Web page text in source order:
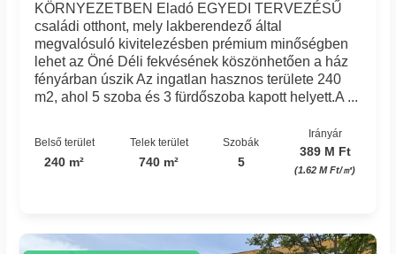
KÖRNYEZETBEN Eladó EGYEDI TERVEZÉSŰ
családi otthont, mely lakberendező által
megvalósuló kivitelezésben prémium minőségben
lehet az Öné Déli fekvésének köszönhetően a ház
fényárban úszik Az ingatlan hasznos területe 240
m2, ahol 5 szoba és 3 fürdőszoba kapott helyett.A ...
Belső terület
240 m²
Telek terület
740 m²
Szobák
5
Irányár
389 M Ft
(1.62 M Ft/㎡)